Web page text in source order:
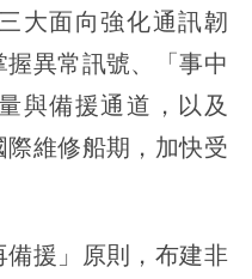
大面向強化通訊韌
異常訊號、「事中
與備援通道，以及
際維修船期，加快受
援」原則，布建非